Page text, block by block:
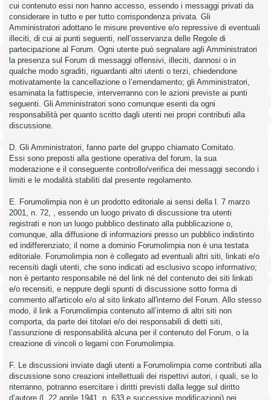
cui contenuto essi non hanno accesso, essendo i messaggi privati da
considerare in tutto e per tutto corrispondenza privata. Gli
Amministratori adottano le misure preventive e/o repressive di eventuali
illeciti, di cui ai punti seguenti, nell’osservanza delle Regole di
partecipazione al Forum. Ogni utente può segnalare agli Amministratori
la presenza sul Forum di messaggi offensivi, illeciti, dannosi o in
qualche modo sgraditi, riguardanti altri utenti o terzi, chiedendone
motivatamente la cancellazione o l’emendamento; gli Amministratori,
esaminata la fattispecie, interverranno con le azioni previste ai punti
seguenti. Gli Amministratori sono comunque esenti da ogni
responsabilità per quanto scritto dagli utenti nei propri contributi alla
discussione.
D. Gli Amministratori, fanno parte del gruppo chiamato Comitato.
Essi sono preposti alla gestione operativa del forum, la sua
moderazione e il conseguente controllo/verifica dei messaggi secondo i
limiti e le modalità stabiliti dal presente regolamento.
E. Forumolimpia non è un prodotto editoriale ai sensi della l. 7 marzo
2001, n. 72, , essendo un luogo privato di discussione tra utenti
registrati e non un luogo pubblico destinato alla pubblicazione o,
comunque, alla diffusione di informazioni presso un pubblico indistinto
ed indifferenziato; il nome a dominio Forumolimpia non è una testata
editoriale. Forumolimpia non è collegato ad eventuali altri siti, linkati e/o
recensiti dagli utenti, che sono indicati ad esclusivo scopo informativo;
non è pertanto responsabile né del link né del contenuto dei siti linkati
e/o recensiti, e neppure degli spunti di discussione sotto forma di
commento all'articolo e/o al sito linkato all'interno del Forum. Allo stesso
modo, il link a Forumolimpia contenuto all’interno di altri siti non
comporta, da parte dei titolari e/o dei responsabili di detti siti,
l’assunzione di responsabilità alcuna per il contenuto del Forum, o la
creazione di vincoli o legami con Forumolimpia.
F. Le discussioni inviate dagli utenti a Forumolimpia come contributi alla
discussione sono creazioni intellettuali dei rispettivi autori, i quali, se lo
riterranno, potranno esercitare i diritti previsti dalla legge sul diritto
d’autore (l. 22 aprile 1941, n. 633 e successive modificazioni) nei